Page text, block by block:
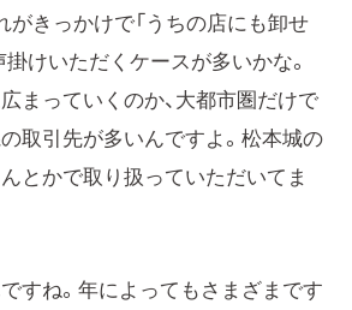
がきっかけで「うちの店にも卸せ
掛けいただくケースが多いかな。
まっていくのか、大都市圏だけで
取引先が多いんですよ。松本城の
とかで取り扱っていただいてま
すね。年によってもさまざまです